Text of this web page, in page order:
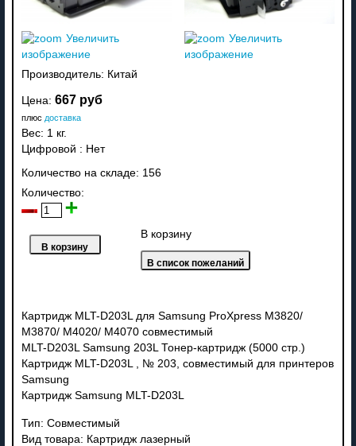
Увеличить
изображение
Увеличить
изображение
Производитель: Китай
Цена: 667 руб
плюс доставка
Вес: 1 кг.
Цифровой : Нет
Количество на складе: 156
Количество:
В корзину
Картридж MLT-D203L для Samsung ProXpress M3820/
M3870/ M4020/ M4070 совместимый
MLT-D203L Samsung 203L Тонер-картридж (5000 стр.)
Картридж MLT-D203L , № 203, совместимый для принтеров
Samsung
Картридж Samsung MLT-D203L
Тип: Совместимый
Вид товара: Картридж лазерный